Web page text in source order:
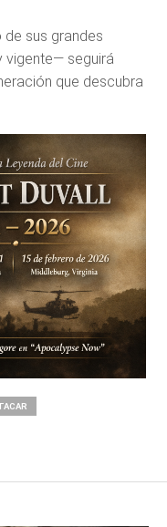
de sus grandes
vigente— seguirá
que descubra